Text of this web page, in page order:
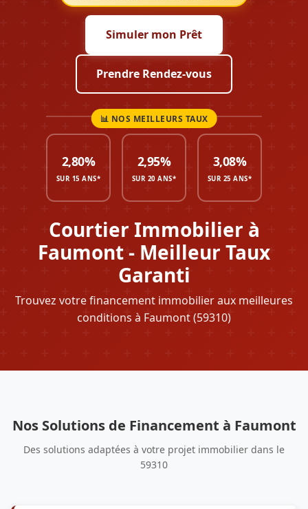
Courtier Immobilier à
Faumont - Meilleur Taux
Garanti
Trouvez votre financement immobilier aux meilleures
conditions à Faumont (59310)
Simuler mon Prêt
Prendre Rendez-vous
2,80%
SUR 15 ANS*
2,95%
SUR 20 ANS*
3,08%
SUR 25 ANS*
Nos Solutions de Financement à Faumont
Des solutions adaptées à votre projet immobilier dans le
59310